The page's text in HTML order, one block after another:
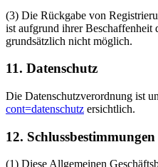
(3) Die Rückgabe von
ist aufgrund ihrer Beschaffenheit
grundsätzlich nicht möglich.
11. Datenschutz
Die Datenschutzverordnung ist
cont=datenschutz ersichtlich.
12. Schlussbestimmungen
(1) Diese Allgemeinen